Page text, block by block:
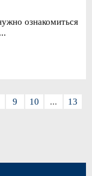
ознакомиться
9 10 ... 13